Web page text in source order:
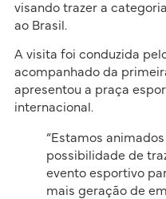
visando trazer a
ao Brasil.
A visita foi conduzida
acompanhado da
apresentou a praça
internacional.
“Estamos
possibilidade de
evento esportivo
mais geração de